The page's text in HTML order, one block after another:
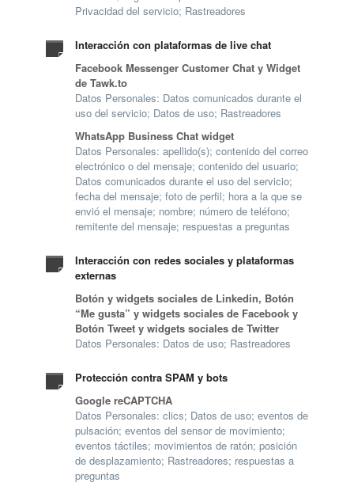
Privacidad del servicio; Rastreadores
Interacción con plataformas de live chat
Facebook Messenger Customer Chat y Widget
de Tawk.to
Datos Personales: Datos comunicados durante el
uso del servicio; Datos de uso; Rastreadores
WhatsApp Business Chat widget
Datos Personales: apellido(s); contenido del correo
electrónico o del mensaje; contenido del usuario;
Datos comunicados durante el uso del servicio;
fecha del mensaje; foto de perfil; hora a la que se
envió el mensaje; nombre; número de teléfono;
remitente del mensaje; respuestas a preguntas
Interacción con redes sociales y plataformas
externas
Botón y widgets sociales de Linkedin, Botón
“Me gusta” y widgets sociales de Facebook y
Botón Tweet y widgets sociales de Twitter
Datos Personales: Datos de uso; Rastreadores
Protección contra SPAM y bots
Google reCAPTCHA
Datos Personales: clics; Datos de uso; eventos de
pulsación; eventos del sensor de movimiento;
eventos táctiles; movimientos de ratón; posición
de desplazamiento; Rastreadores; respuestas a
preguntas